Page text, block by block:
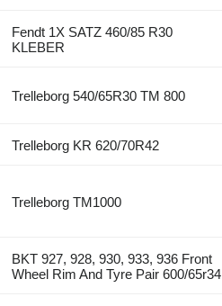
Fendt 1X SATZ 460/85 R30
KLEBER
Trelleborg 540/65R30 TM 800
Trelleborg KR 620/70R42
Trelleborg TM1000
BKT 927, 928, 930, 933, 936 Front
Wheel Rim And Tyre Pair 600/65r34